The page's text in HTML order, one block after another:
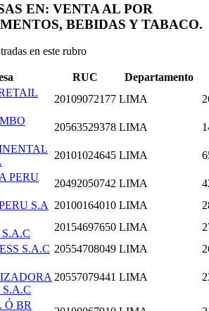
EN: VENTA AL POR
BEBIDAS Y TABACO.
en este rubro
RUC
Departamento
20109072177 LIMA
20563529378 LIMA
20101024645 LIMA
PERU
20492050742 LIMA
S.A 20100164010 LIMA
20154697650 LIMA
S.A.C 20554708049 LIMA
20557079441 LIMA
Ó BR